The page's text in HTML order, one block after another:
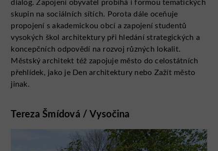
dialog. Zapojení obyvatel probíhá i formou tematických
skupin na sociálních sítích. Porota dále oceňuje
propojení s akademickou obcí a zapojení studentů
vysokých škol architektury při hledání strategických a
koncepčních odpovědí na rozvoj různých lokalit.
Městský architekt též zapojuje město do celostátních
přehlídek, jako je Den architektury nebo Zažít město
jinak.
Tereza Šmídová / Vysočina